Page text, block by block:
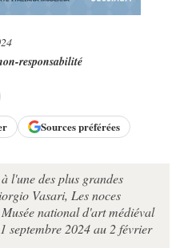
responsabilité
Sources préférées
l'une des plus grandes
Vasari, Les noces
national d'art médiéval
septembre 2024 au 2 février